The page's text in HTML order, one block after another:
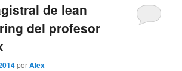
de lean
del profesor
porAlex